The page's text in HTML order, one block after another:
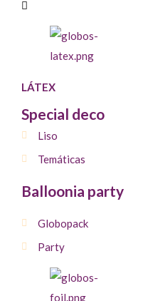
LÁTEX
Special deco
Liso
Temáticas
Balloonia party
Globopack
Party